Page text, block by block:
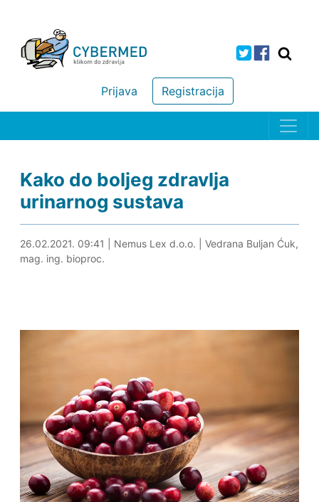
Registracija
Prijava
Kako do boljeg zdravlja
urinarnog sustava
26.02.2021. 13:29
26.02.2021. 09:41 Nemus Lex d.o.o.
Vedrana Buljan Ćuk,
mag. ing. bioproc.